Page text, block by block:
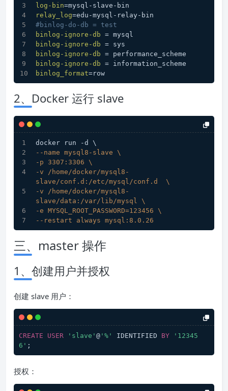
log-bin=mysql-slave-bin
relay_log=edu-mysql-relay-bin
#binlog-do-db = test
binlog-ignore-db = mysql
binlog-ignore-db = sys
binlog-ignore-db = performance_scheme
binlog-ignore-db = information_scheme
binlog_format=row
2、Docker 运行 slave
docker run -d \
--name mysql8-slave \
-p 3307:3306 \
-v /home/docker/mysql8-
slave/conf.d:/etc/mysql/conf.d  \
-v /home/docker/mysql8-
slave/data:/var/lib/mysql \
-e MYSQL_ROOT_PASSWORD=123456 \
--restart always mysql:8.0.26
三、master 操作
1、创建用户并授权
创建 slave 用户：
CREATE USER 'slave' @ '%' IDENTIFIED BY
'12345
6' ;
授权：